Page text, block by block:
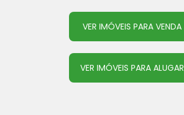
VER IMÓVEIS PARA VENDA
VER IMÓVEIS PARA ALUGAR